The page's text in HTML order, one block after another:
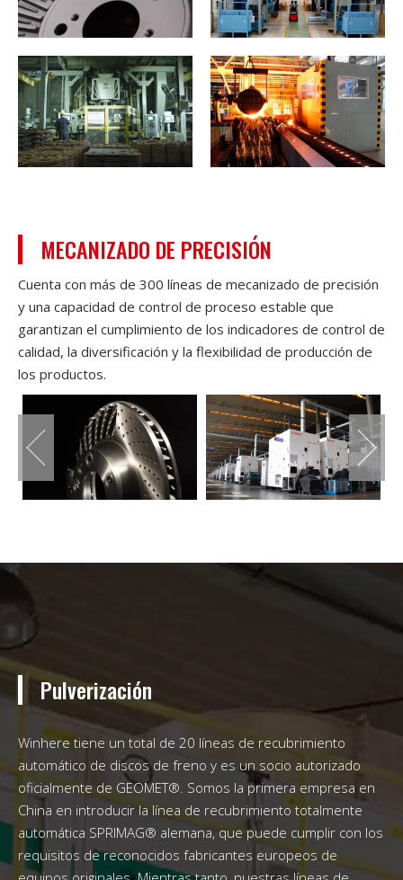
MECANIZADO DE PRECISIÓN
Cuenta con más de 300 líneas de mecanizado de precisión
y una capacidad de control de proceso estable que
garantizan el cumplimiento de los indicadores de control de
calidad, la diversificación y la flexibilidad de producción de
los productos.
Pulverización
Winhere tiene un total de 20 líneas de recubrimiento
automático de discos de freno y es un socio autorizado
oficialmente de GEOMET®. Somos la primera empresa en
China en introducir la línea de recubrimiento totalmente
automática SPRIMAG® alemana, que puede cumplir con los
requisitos de reconocidos fabricantes europeos de